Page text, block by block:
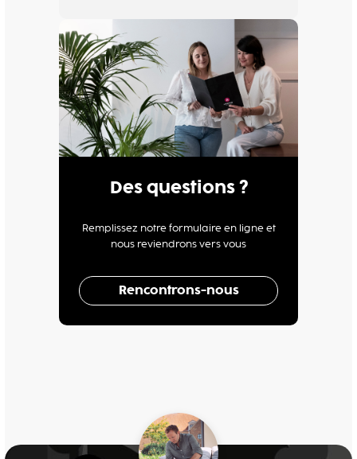
Des questions ?
Remplissez notre formulaire en ligne et
nous reviendrons vers vous
Rencontrons-nous